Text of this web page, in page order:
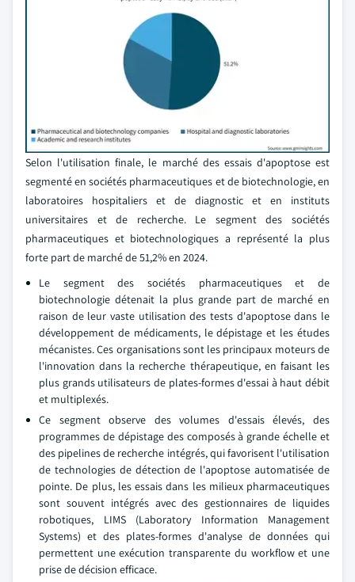
Selon l'utilisation finale, le marché des essais d'apoptose est
segmenté en sociétés pharmaceutiques et de biotechnologie, en
laboratoires hospitaliers et de diagnostic et en instituts
universitaires et de recherche. Le segment des sociétés
pharmaceutiques et biotechnologiques a représenté la plus
forte part de marché de 51,2% en 2024.
Le segment des sociétés pharmaceutiques et de
biotechnologie détenait la plus grande part de marché en
raison de leur vaste utilisation des tests d'apoptose dans le
développement de médicaments, le dépistage et les études
mécanistes. Ces organisations sont les principaux moteurs de
l'innovation dans la recherche thérapeutique, en faisant les
plus grands utilisateurs de plates-formes d'essai à haut débit
et multiplexés.
Ce segment observe des volumes d'essais élevés, des
programmes de dépistage des composés à grande échelle et
des pipelines de recherche intégrés, qui favorisent l'utilisation
de technologies de détection de l'apoptose automatisée de
pointe. De plus, les essais dans les milieux pharmaceutiques
sont souvent intégrés avec des gestionnaires de liquides
robotiques, LIMS (Laboratory Information Management
Systems) et des plates-formes d'analyse de données qui
permettent une exécution transparente du workflow et une
prise de décision efficace.